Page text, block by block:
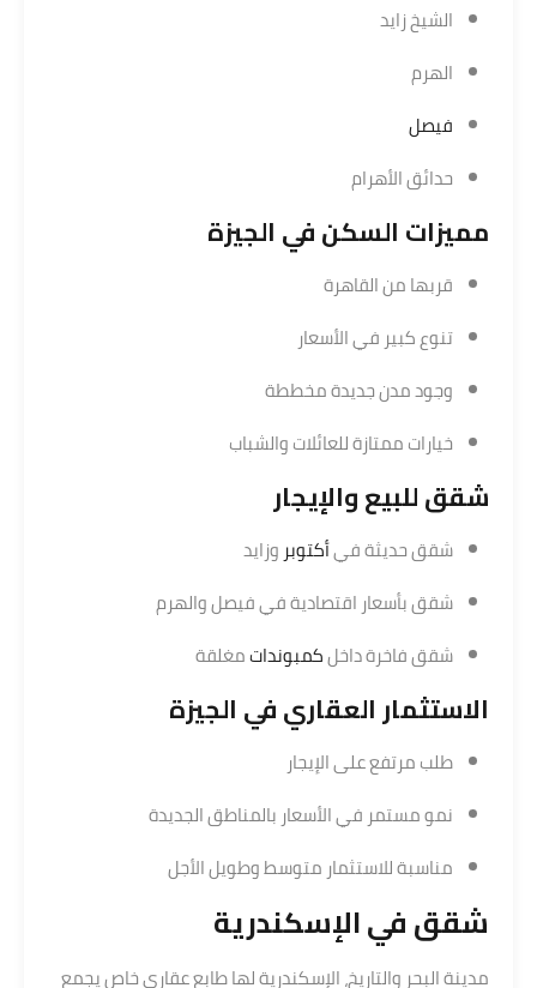
الشيخ زايد
الهرم
فيصل
حدائق الأهرام
مميزات السكن في الجيزة
قربها من القاهرة
تنوع كبير في الأسعار
وجود مدن جديدة مخططة
خيارات ممتازة للعائلات والشباب
شقق للبيع والإيجار
شقق حديثة فيأكتوبر وزايد
شقق بأسعار اقتصادية في فيصل والهرم
شقق فاخرة داخلكمبونداتمغلقة
الاستثمار العقاري في الجيزة
طلب مرتفع على الإيجار
نمو مستمر في الأسعار بالمناطق الجديدة
مناسبة للاستثمار متوسط وطويل الأجل
شقق في الإسكندرية
مدينة البحر والتاريخ، الإسكندرية لها طابع عقاري خاص يجمع